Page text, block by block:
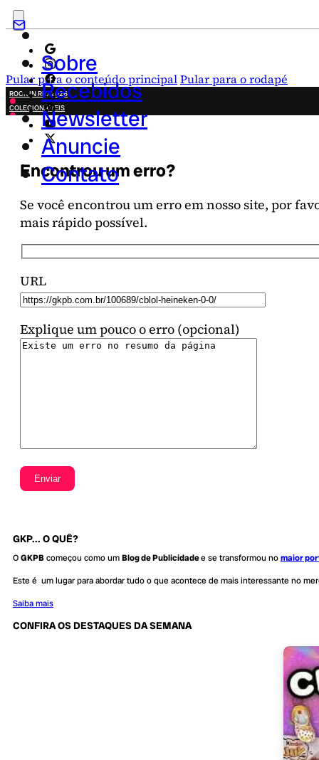
Pular para o conteúdo principalPular para o rodapé
Sobre
Recebidos
Newsletter
Anuncie
Contato
ROCK IN RIO 2026
COLECIONÁVEIS
FESTA JUNINA
NOVIDADES
CAMPANHAS CRIATIVAS
Encontrou um erro?
Se você encontrou um erro em nosso site, por
mais rápido possível.
URL
Explique um pouco o erro (opcional)
GKP... O QUÊ?
OGKPBcomeçou como umBlog de Publicidadee se transformou nomaior
Este é um lugar para abordar tudo o que acontece de mais interessante no
Saiba mais
CONFIRA OS DESTAQUES DA SEMANA